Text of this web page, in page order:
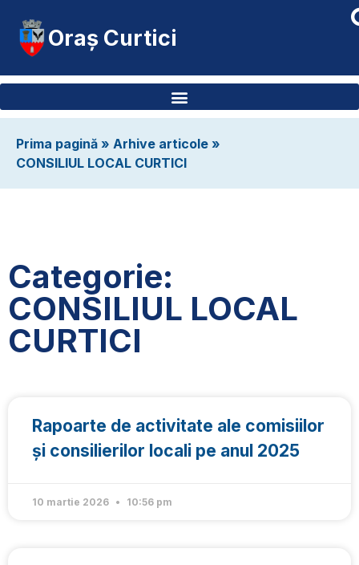
Oraș Curtici
Prima pagină » Arhive articole »
CONSILIUL LOCAL CURTICI
Categorie:
CONSILIUL LOCAL
CURTICI
Rapoarte de activitate ale comisiilor
și consilierilor locali pe anul 2025
10 martie 2026 10:56 pm